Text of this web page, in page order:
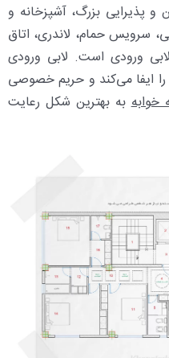
بزرگ، آشپزخانه و
سرویس حمام، لاندری، اتاق
ورودی است. لابی ورودی
ایفا می‌کند و حریم خصوصی
خوابهبه بهترین شکل رعایت